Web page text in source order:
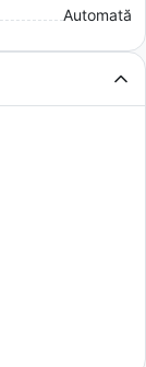
Automată